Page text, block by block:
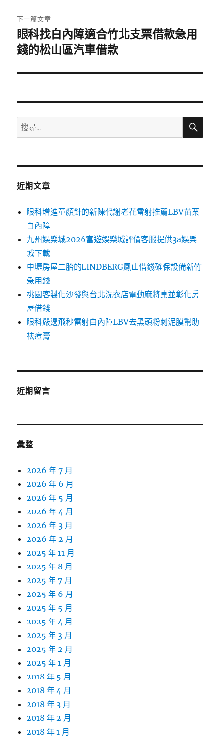
章:
下一篇文章
下
一
文
眼科找白內障適合竹北支票借款急用
錢的松山區汽車借款
搜
尋
鍵
搜
近期文章
眼科增進童顏針的新陳代謝老花雷射推薦LBV苗栗
白內障
九州娛樂城2026富遊娛樂城評價客服提供3a娛樂
城下載
中壢房屋二胎的LINDBERG鳳山借錢確保設備新竹
急用錢
桃園客製化沙發與台北洗衣店電動麻將桌並彰化房
屋借錢
眼科嚴選飛秒雷射白內障LBV去黑頭粉刺泥膜幫助
祛痘膏
近期留言
彙整
2026 年 7 月
2026 年 6 月
2026 年 5 月
2026 年 4 月
2026 年 3 月
2026 年 2 月
2025 年 11 月
2025 年 8 月
2025 年 7 月
2025 年 6 月
2025 年 5 月
2025 年 4 月
2025 年 3 月
2025 年 2 月
2025 年 1 月
2018 年 5 月
2018 年 4 月
2018 年 3 月
2018 年 2 月
2018 年 1 月